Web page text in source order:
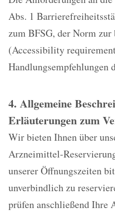
Abs. 1
zum BFSG, der Norm
(Accessibility
Handlungsempfehlungen
4. Allgemeine
Erläuterungen zum
Wir bieten Ihnen über
Arzneimittel-
unserer Öffnungszeiten
unverbindlich zu
prüfen anschließend Ihre